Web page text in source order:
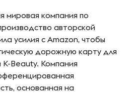
мировая компания по
авторской
усилия с Amazon, чтобы
дорожную карту для
K-Beauty. Компания
основанная на